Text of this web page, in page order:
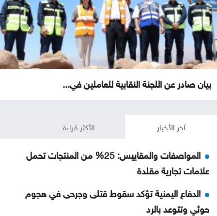
بيان صادر عن اللجنة النقابية للعاملين في...
آخر الأخبار الأكثر قراءة
المواصفات والمقاييس: 25% من المنتجات تحمل
علامات تجارية مقلدة
الدفاع اليمنية تؤكد سقوط قتلى وجرحى في هجوم
حوثي وتتوعد بالرد